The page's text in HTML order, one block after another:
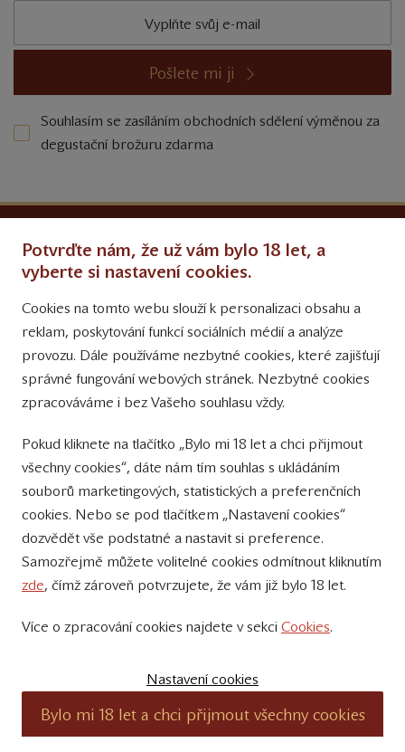
Pošlete mi ji
Souhlasím se zasíláním obchodních sdělení výměnou za
degustační brožuru zdarma
Obchodní podmínky
Přinášíme vám týdně
tipy na Facebooku
Sledujte nás
na Instagramu
Sledujte náš
YouTube kanál
Přihlášení k odběru novinek
Vytvořili:SuperKodéři
účtenku. Zároveň je povinen zaevidovat přijatou tržbu u správce daně on-
line; v případě technického výpadku pak nejpozději do 48 hodin
Potvrďte nám, že už vám bylo 18 let, a
vyberte si nastavení cookies.
Cookies na tomto webu slouží k personalizaci obsahu a
reklam, poskytování funkcí sociálních médií a analýze
provozu. Dále používáme nezbytné cookies, které zajišťují
správné fungování webových stránek. Nezbytné cookies
zpracováváme i bez Vašeho souhlasu vždy.
Pokud kliknete na tlačítko „Bylo mi 18 let a chci přijmout
všechny cookies“, dáte nám tím souhlas s ukládáním
souborů marketingových, statistických a preferenčních
cookies. Nebo se pod tlačítkem „Nastavení cookies“
dozvědět vše podstatné a nastavit si preference.
Samozřejmě můžete volitelné cookies odmítnout kliknutím
zde, čímž zároveň potvrzujete, že vám již bylo 18 let.
Více o zpracování cookies najdete v sekci Cookies.
Nastavení cookies
Bylo mi 18 let a chci přijmout všechny cookies